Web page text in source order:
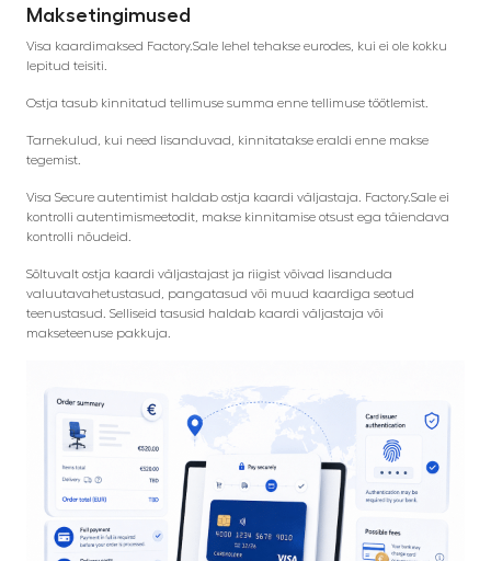
Maksetingimused
Visa kaardimaksed Factory.Sale lehel tehakse eurodes, kui ei ole kokku
lepitud teisiti.
Ostja tasub kinnitatud tellimuse summa enne tellimuse töötlemist.
Tarnekulud, kui need lisanduvad, kinnitatakse eraldi enne makse
tegemist.
Visa Secure autentimist haldab ostja kaardi väljastaja. Factory.Sale ei
kontrolli autentimismeetodit, makse kinnitamise otsust ega täiendava
kontrolli nõudeid.
Sõltuvalt ostja kaardi väljastajast ja riigist võivad lisanduda
valuutavahetustasud, pangatasud või muud kaardiga seotud
teenustasud. Selliseid tasusid haldab kaardi väljastaja või
makseteenuse pakkuja.